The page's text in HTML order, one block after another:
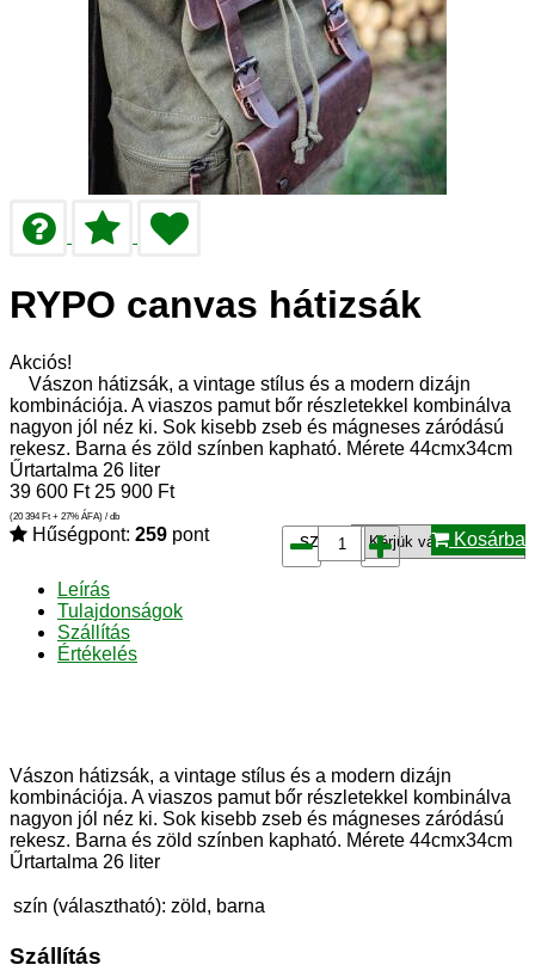
RYPO canvas hátizsák
Akciós!
Vászon hátizsák, a vintage stílus és a modern dizájn
kombinációja. A viaszos pamut bőr részletekkel kombinálva
nagyon jól néz ki. Sok kisebb zseb és mágneses záródású
rekesz. Barna és zöld színben kapható. Mérete 44cmx34cm
Űrtartalma 26 liter
39 600 Ft 25 900 Ft
(20 394 Ft + 27% ÁFA) / db
Hűségpont: 259 pont szín*: Kosárba
Leírás
Tulajdonságok
Szállítás
Értékelés
Vászon hátizsák, a vintage stílus és a modern dizájn
kombinációja. A viaszos pamut bőr részletekkel kombinálva
nagyon jól néz ki. Sok kisebb zseb és mágneses záródású
rekesz. Barna és zöld színben kapható. Mérete 44cmx34cm
Űrtartalma 26 liter
szín (választható): zöld, barna
Szállítás